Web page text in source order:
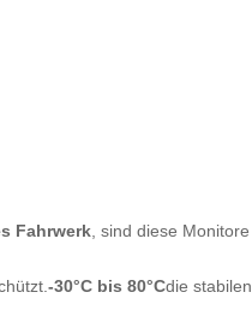
Fahrwerk , sind diese Monitore
-30°C bis 80°Cdie stabilen